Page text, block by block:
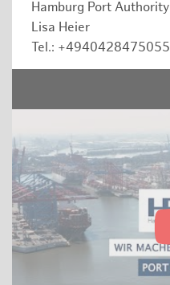
Hamburg Port Authority
Lisa Heier
Tel.: +4940428475055